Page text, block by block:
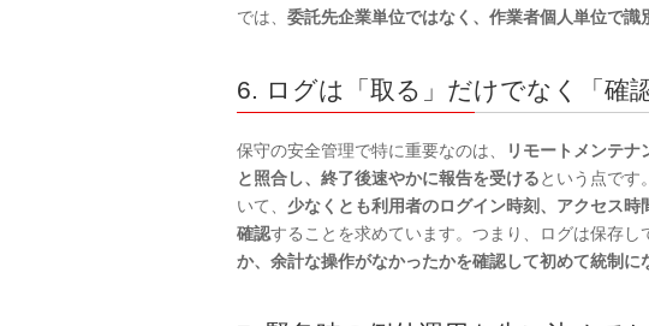
では、 委託先企業単位ではなく、作業者個人単位で識
6. ログは「取る」だけでなく「確
保守の安全管理で特に重要なのは、
リモートメンテ
と照合し、終了後速やかに報告を受けるという点です
いて、 少なくとも利用者のログイン時刻、アクセス
確認することを求めています。つまり、ログは保存し
か、余計な操作がなかったかを確認して初めて統制に